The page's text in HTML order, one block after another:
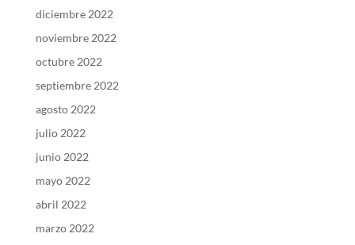
diciembre 2022
noviembre 2022
octubre 2022
septiembre 2022
agosto 2022
julio 2022
junio 2022
mayo 2022
abril 2022
marzo 2022